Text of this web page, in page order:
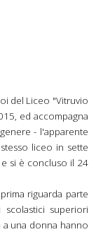
del Liceo "Vitruvio
ed accompagna
- l'apparente
liceo in sette
si è concluso il 24
riguarda parte
superiori
a una donna hanno